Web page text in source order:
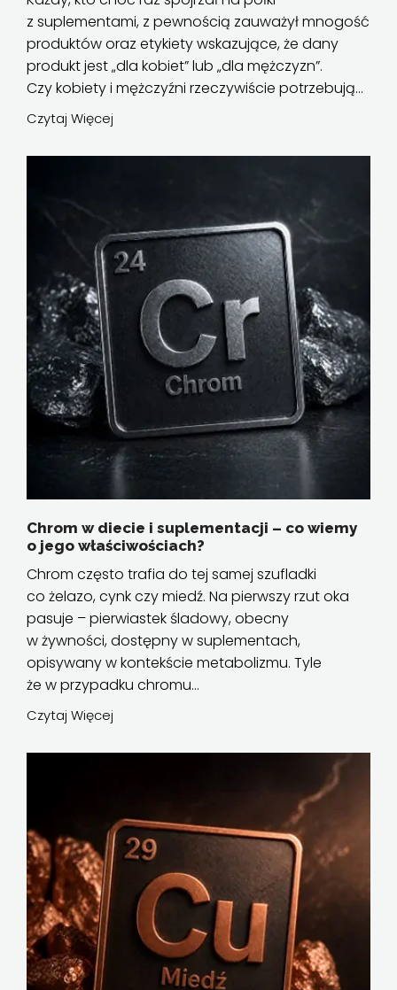
z suplementami, z pewnością zauważył mnogość
produktów oraz etykiety wskazujące, że dany
produkt jest „dla kobiet” lub „dla mężczyzn”.
Czy kobiety i mężczyźni rzeczywiście potrzebują...
Czytaj Więcej
Chrom w diecie i suplementacji – co wiemy
o jego właściwościach?
Chrom często trafia do tej samej szufladki
co żelazo, cynk czy miedź. Na pierwszy rzut oka
pasuje – pierwiastek śladowy, obecny
w żywności, dostępny w suplementach,
opisywany w kontekście metabolizmu. Tyle
że w przypadku chromu...
Czytaj Więcej